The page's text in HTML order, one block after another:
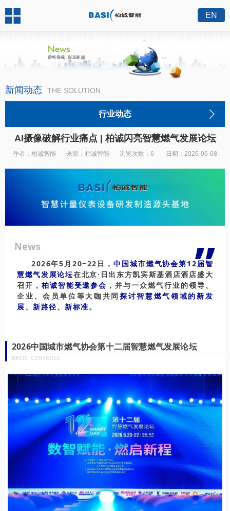
EN
新闻动态 THE SOLUTION
行业动态
AI摄像破解行业痛点 | 柏诚闪亮智慧燃气发展论坛
作者：柏诚智能 来源：柏诚智能 浏览次数：6 日期：2026-06-08
News ”
2026年5月20~22日， 中国城市燃气协会第12届智
慧燃气发展论坛在北京·日出东方凯宾斯基酒店酒店盛大
召开 ， 柏诚智能受邀参会 ，并与一众燃气行业的领导、
企业、会员单位等大咖共同 探讨智慧燃气领域的新发
展、新路径、新标准。
2026中国城市燃气协会第十二届智慧燃气发展论坛
BASIC CONTROLS